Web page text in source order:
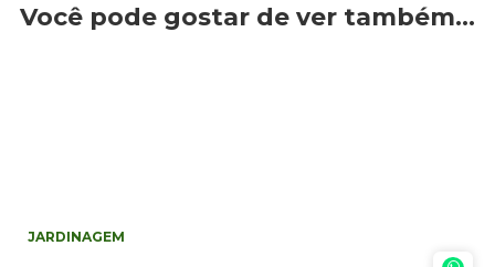
Você pode gostar de ver também…
JARDINAGEM